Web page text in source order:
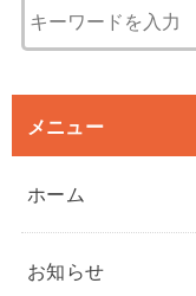
メニュー
ホーム
お知らせ